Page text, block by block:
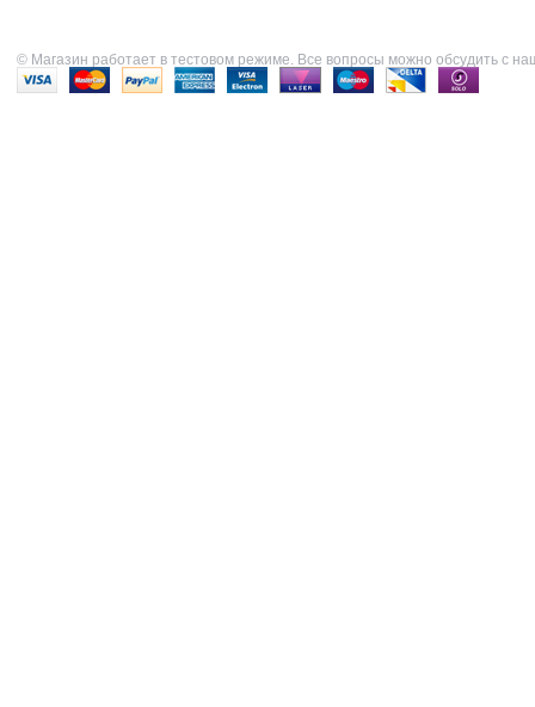
© Магазин работает в тестовом режиме. Все вопросы можно обсудить с